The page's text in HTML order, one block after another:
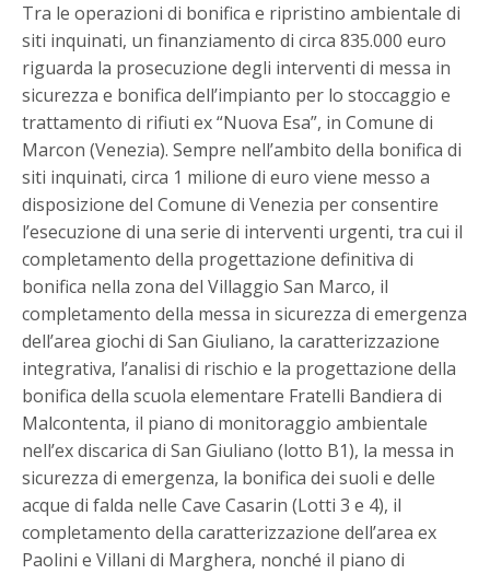
Tra le operazioni di bonifica e ripristino ambientale di
siti inquinati, un finanziamento di circa 835.000 euro
riguarda la prosecuzione degli interventi di messa in
sicurezza e bonifica dell’impianto per lo stoccaggio e
trattamento di rifiuti ex “Nuova Esa”, in Comune di
Marcon (Venezia). Sempre nell’ambito della bonifica di
siti inquinati, circa 1 milione di euro viene messo a
disposizione del Comune di Venezia per consentire
l’esecuzione di una serie di interventi urgenti, tra cui il
completamento della progettazione definitiva di
bonifica nella zona del Villaggio San Marco, il
completamento della messa in sicurezza di emergenza
dell’area giochi di San Giuliano, la caratterizzazione
integrativa, l’analisi di rischio e la progettazione della
bonifica della scuola elementare Fratelli Bandiera di
Malcontenta, il piano di monitoraggio ambientale
nell’ex discarica di San Giuliano (lotto B1), la messa in
sicurezza di emergenza, la bonifica dei suoli e delle
acque di falda nelle Cave Casarin (Lotti 3 e 4), il
completamento della caratterizzazione dell’area ex
Paolini e Villani di Marghera, nonché il piano di